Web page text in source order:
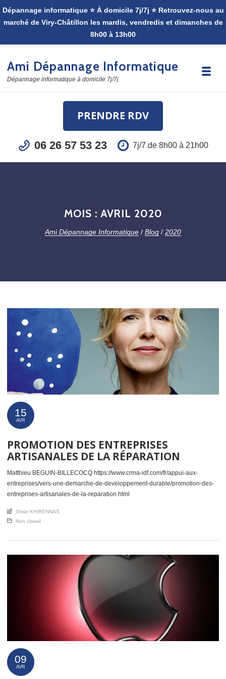
Ami Dépannage Informatique
Dépannage informatique à domicile 7j/7j
PRENDRE RDV
06 26 57 53 23 7j/7 de 8h00 à 21h00
MOIS :AVRIL 2020
Ami Dépannage Informatique / Blog / 2020
15
AVR
PROMOTION DES ENTREPRISES
ARTISANALES DE LA RÉPARATION
Matthieu BEGUIN-BILLECOCQ https://www.crma-idf.com/fr/appui-aux-
entreprises/vers-une-demarche-de-developpement-durable/promotion-des-
entreprises-artisanales-de-la-reparation.html
An article by
Omar KHIRENNAS
Posted in
Non classé
09
AVR